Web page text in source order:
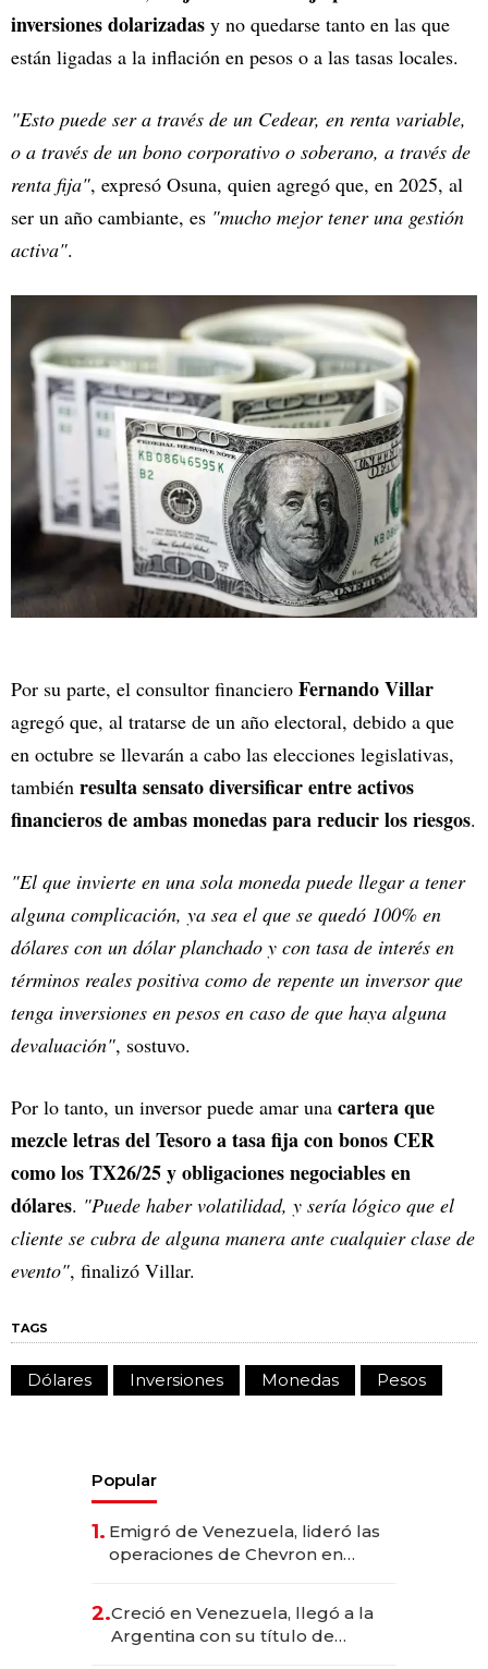
inversiones dolarizadas y no quedarse tanto en las que
están ligadas a la inflación en pesos o a las tasas locales.
"Esto puede ser a través de un Cedear, en renta variable,
o a través de un bono corporativo o soberano, a través de
renta fija", expresó Osuna, quien agregó que, en 2025, al
ser un año cambiante, es "mucho mejor tener una gestión
activa".
Por su parte, el consultor financiero Fernando Villar
agregó que, al tratarse de un año electoral, debido a que
en octubre se llevarán a cabo las elecciones legislativas,
también resulta sensato diversificar entre activos
financieros de ambas monedas para reducir los riesgos.
"El que invierte en una sola moneda puede llegar a tener
alguna complicación, ya sea el que se quedó 100% en
dólares con un dólar planchado y con tasa de interés en
términos reales positiva como de repente un inversor que
tenga inversiones en pesos en caso de que haya alguna
devaluación", sostuvo.
Por lo tanto, un inversor puede amar una cartera que
mezcle letras del Tesoro a tasa fija con bonos CER
como los TX26/25 y obligaciones negociables en
dólares. "Puede haber volatilidad, y sería lógico que el
cliente se cubra de alguna manera ante cualquier clase de
evento", finalizó Villar.
TAGS
Dólares Inversiones Monedas Pesos
Popular
1. Emigró de Venezuela, lideró las
operaciones de Chevron en
2.Creció en Venezuela, llegó a la
Argentina con su título de